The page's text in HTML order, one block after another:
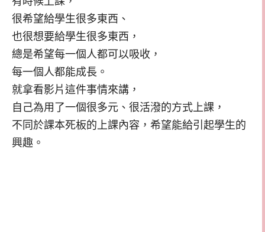
很希望給學生很多東西、
也很想要給學生很多東西，
總是希望每一個人都可以吸收，
每一個人都能成長。
就拿看影片這件事情來講，
自己為用了一個很多元、很活潑的方式上課，
不同於課本死板的上課內容，希望能給引起學生的
興趣。